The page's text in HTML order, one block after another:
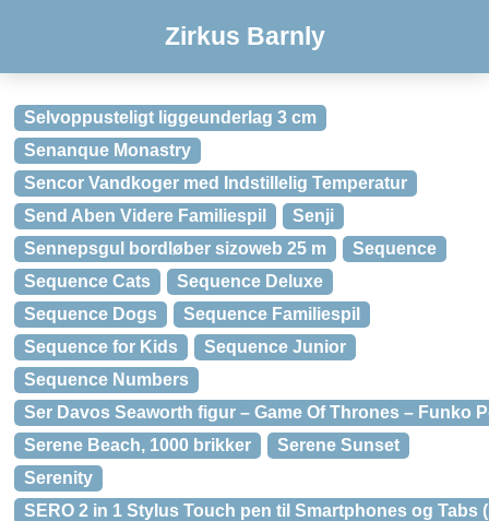
Zirkus Barnly
Selvoppusteligt liggeunderlag 3 cm
Senanque Monastry
Sencor Vandkoger med Indstillelig Temperatur
Send Aben Videre Familiespil
Senji
Sennepsgul bordløber sizoweb 25 m
Sequence
Sequence Cats
Sequence Deluxe
Sequence Dogs
Sequence Familiespil
Sequence for Kids
Sequence Junior
Sequence Numbers
Ser Davos Seaworth figur – Game Of Thrones – Funko
Serene Beach, 1000 brikker
Serene Sunset
Serenity
SERO 2 in 1 Stylus Touch pen til Smartphones og Tabs